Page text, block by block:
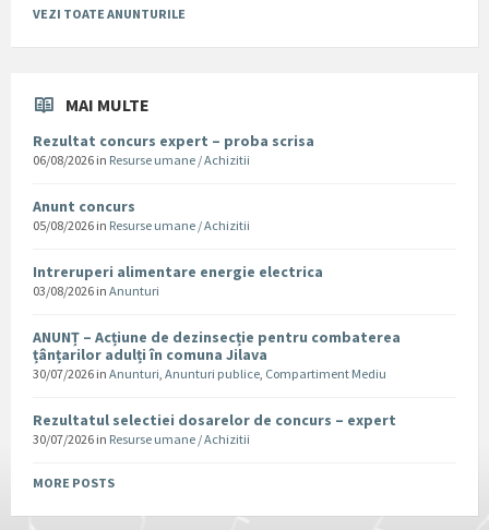
VEZI TOATE ANUNTURILE
MAI MULTE
Rezultat concurs expert – proba scrisa
06/08/2026 in Resurse umane / Achizitii
Anunt concurs
05/08/2026 in Resurse umane / Achizitii
Intreruperi alimentare energie electrica
03/08/2026 in Anunturi
ANUNȚ – Acțiune de dezinsecție pentru combaterea
țânțarilor adulți în comuna Jilava
30/07/2026 in Anunturi, Anunturi publice, Compartiment Mediu
Rezultatul selectiei dosarelor de concurs – expert
30/07/2026 in Resurse umane / Achizitii
MORE POSTS